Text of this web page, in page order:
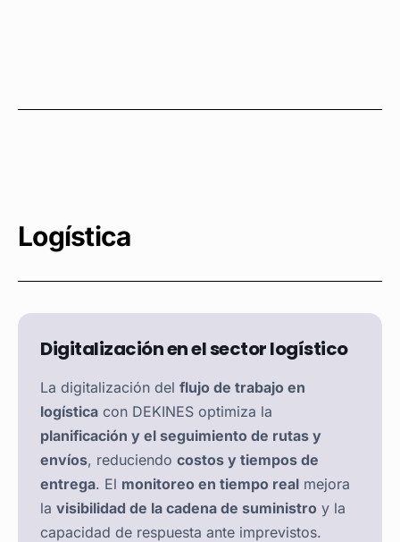
Logística
Digitalización en el sector logístico
La digitalización del flujo de trabajo en
logística con DEKINES optimiza la
planificación y el seguimiento de rutas y
envíos, reduciendo costos y tiempos de
entrega. El monitoreo en tiempo real mejora
la visibilidad de la cadena de suministro y la
capacidad de respuesta ante imprevistos.